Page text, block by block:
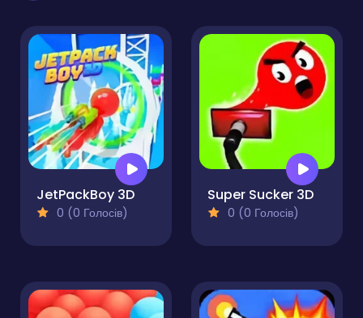
JetPackBoy 3D
0 (0 Голосів)
Super Sucker 3D
0 (0 Голосів)